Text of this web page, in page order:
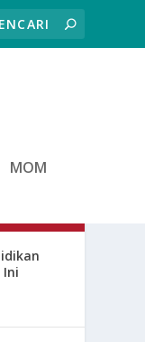
MOM
Ini